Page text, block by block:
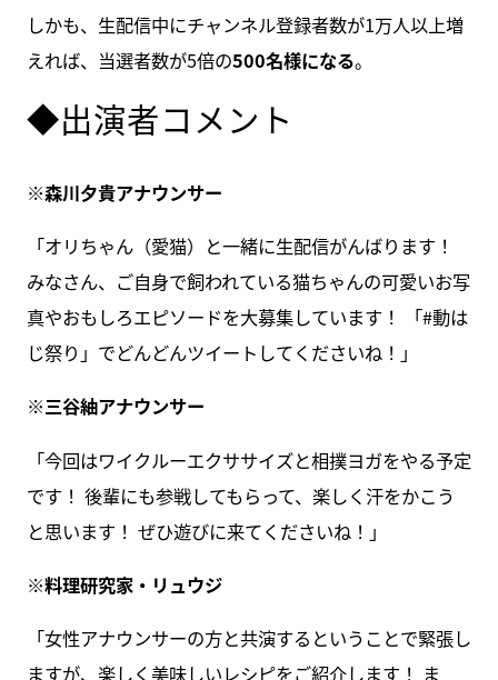
しかも、生配信中にチャンネル登録者数が1万人以上増
えれば、当選者数が5倍の500名様になる。
◆出演者コメント
※森川夕貴アナウンサー
「オリちゃん（愛猫）と一緒に生配信がんばります！
みなさん、ご自身で飼われている猫ちゃんの可愛いお写
真やおもしろエピソードを大募集しています！ 「#動は
じ祭り」でどんどんツイートしてくださいね！」
※三谷紬アナウンサー
「今回はワイクルーエクササイズと相撲ヨガをやる予定
です！ 後輩にも参戦してもらって、楽しく汗をかこう
と思います！ ぜひ遊びに来てくださいね！」
※料理研究家・リュウジ
「女性アナウンサーの方と共演するということで緊張し
ますが、楽しく美味しいレシピをご紹介します！ ま